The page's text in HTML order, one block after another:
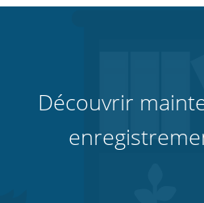
Découvrir